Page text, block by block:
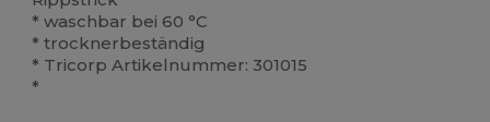
* waschbar bei 60 °C
* trocknerbeständig
* Tricorp Artikelnummer: 301015
*